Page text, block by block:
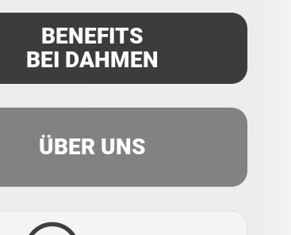
BENEFITS
BEI DAHMEN
ÜBER UNS